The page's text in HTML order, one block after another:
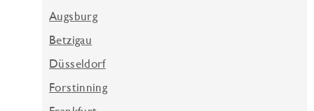
Augsburg
Betzigau
Düsseldorf
Forstinning